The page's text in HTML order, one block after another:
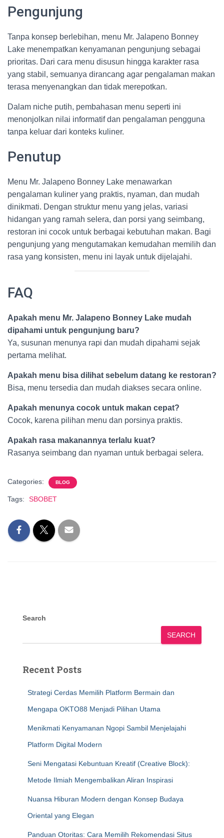
Pengunjung
Tanpa konsep berlebihan, menu Mr. Jalapeno Bonney
Lake menempatkan kenyamanan pengunjung sebagai
prioritas. Dari cara menu disusun hingga karakter rasa
yang stabil, semuanya dirancang agar pengalaman makan
terasa menyenangkan dan tidak merepotkan.
Dalam niche putih, pembahasan menu seperti ini
menonjolkan nilai informatif dan pengalaman pengguna
tanpa keluar dari konteks kuliner.
Penutup
Menu Mr. Jalapeno Bonney Lake menawarkan
pengalaman kuliner yang praktis, nyaman, dan mudah
dinikmati. Dengan struktur menu yang jelas, variasi
hidangan yang ramah selera, dan porsi yang seimbang,
restoran ini cocok untuk berbagai kebutuhan makan. Bagi
pengunjung yang mengutamakan kemudahan memilih dan
rasa yang konsisten, menu ini layak untuk dijelajahi.
FAQ
Apakah menu Mr. Jalapeno Bonney Lake mudah
dipahami untuk pengunjung baru?
Ya, susunan menunya rapi dan mudah dipahami sejak
pertama melihat.
Apakah menu bisa dilihat sebelum datang ke restoran?
Bisa, menu tersedia dan mudah diakses secara online.
Apakah menunya cocok untuk makan cepat?
Cocok, karena pilihan menu dan porsinya praktis.
Apakah rasa makanannya terlalu kuat?
Rasanya seimbang dan nyaman untuk berbagai selera.
Categories: BLOG
Tags: SBOBET
Search
SEARCH
Recent Posts
Strategi Cerdas Memilih Platform Bermain dan
Mengapa OKTO88 Menjadi Pilihan Utama
Menikmati Kenyamanan Ngopi Sambil Menjelajahi
Platform Digital Modern
Seni Mengatasi Kebuntuan Kreatif (Creative Block):
Metode Ilmiah Mengembalikan Aliran Inspirasi
Nuansa Hiburan Modern dengan Konsep Budaya
Oriental yang Elegan
Panduan Otoritas: Cara Memilih Rekomendasi Situs